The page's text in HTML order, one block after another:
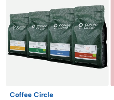
Coffee Circle